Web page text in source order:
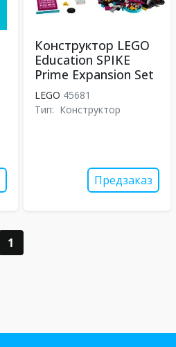
Конструктор LEGO
Education SPIKE
Prime Expansion Set
LEGO 45681
Тип: Конструктор
Предзаказ
1